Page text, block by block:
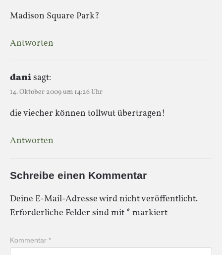
Madison Square Park?
Antworten
danisagt:
14. Oktober 2009 um 14:26 Uhr
die viecher können tollwut übertragen!
Antworten
Schreibe einen Kommentar
Deine E-Mail-Adresse wird nicht veröffentlicht.
Erforderliche Felder sind mit * markiert
Kommentar *